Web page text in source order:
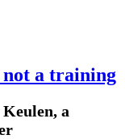
a training
a